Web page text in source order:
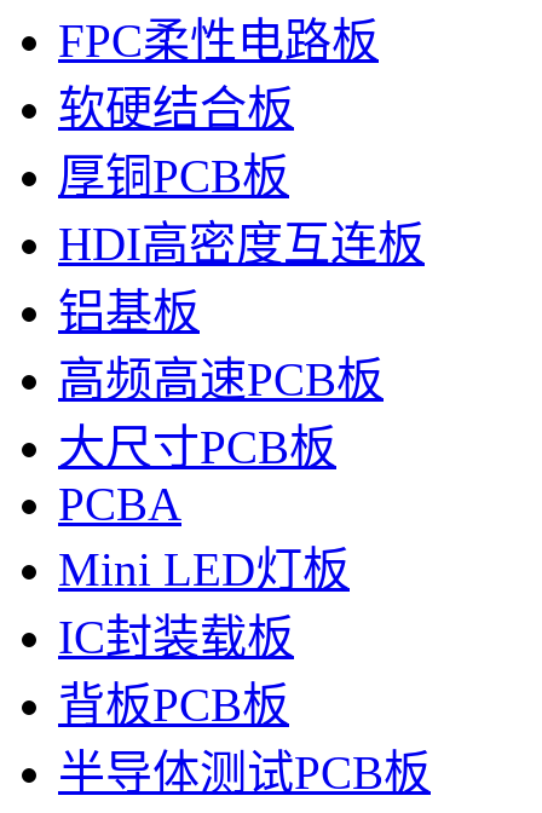
FPC柔性电路板
软硬结合板
厚铜PCB板
HDI高密度互连板
铝基板
高频高速PCB板
大尺寸PCB板
PCBA
Mini LED灯板
IC封装载板
背板PCB板
半导体测试PCB板